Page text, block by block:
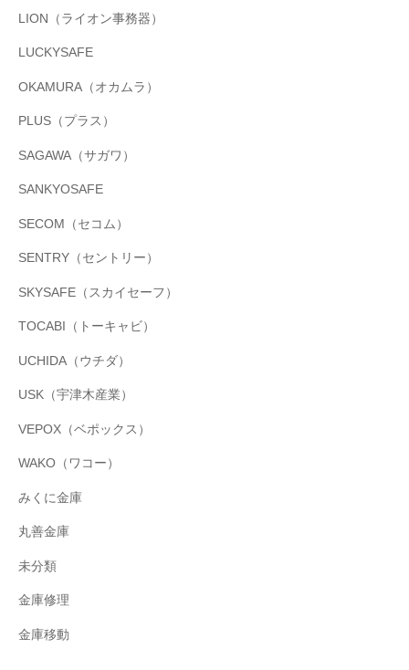
LION（ライオン事務器）
LUCKYSAFE
OKAMURA（オカムラ）
PLUS（プラス）
SAGAWA（サガワ）
SANKYOSAFE
SECOM（セコム）
SENTRY（セントリー）
SKYSAFE（スカイセーフ）
TOCABI（トーキャビ）
UCHIDA（ウチダ）
USK（宇津木産業）
VEPOX（ベポックス）
WAKO（ワコー）
みくに金庫
丸善金庫
未分類
金庫修理
金庫移動